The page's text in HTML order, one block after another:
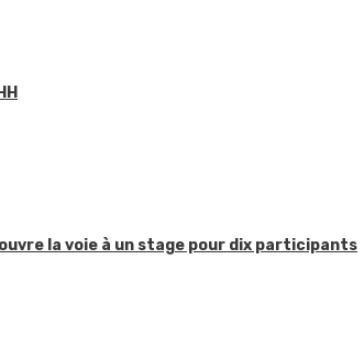
la voie à un stage pour dix participants